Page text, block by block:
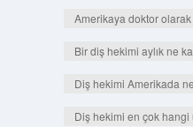
Amerikaya doktor
Bir diş hekimi aylık ne
Diş hekimi Amerikada
Diş hekimi en çok hangi